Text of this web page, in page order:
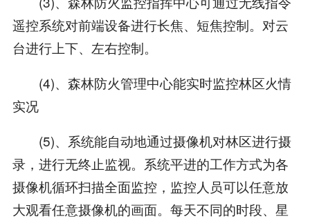
遥控系统对前端设备进行长焦、短焦控制。对云
台进行上下、左右控制。
(4)、森林防火管理中心能实时监控林区火情
实况
(5)、系统能自动地通过摄像机对林区进行摄
录，进行无终止监视。系统平进的工作方式为各
摄像机循环扫描全面监控，监控人员可以任意放
大观看任意摄像机的画面。每天不同的时段、星